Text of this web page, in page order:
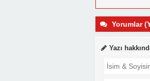
Yorumlar
Yazı